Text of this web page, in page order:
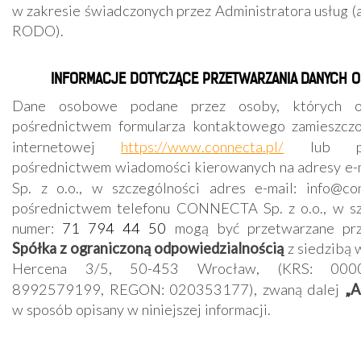
w zakresie świadczonych przez Administratora usług (
RODO).
INFORMACJE DOTYCZĄCE PRZETWARZANIA DANYCH
Dane osobowe podane przez osoby, których
pośrednictwem formularza kontaktowego
internetowej https://www.connecta.pl/
lub
pośrednictwem wiadomości kierowanych na adresy
Sp. z o.o., w szczególności adres e-mail:
pośrednictwem telefonu CONNECTA Sp. z o.o., w
numer: 71 794 44 50 mogą być przetwarzane
Spółka z ograniczoną odpowiedzialnością z siedzibą
Hercena 3/5, 50-453 Wrocław, (KRS:
8992579199, REGON: 020353177), zwaną dalej
w sposób opisany w niniejszej informacji.